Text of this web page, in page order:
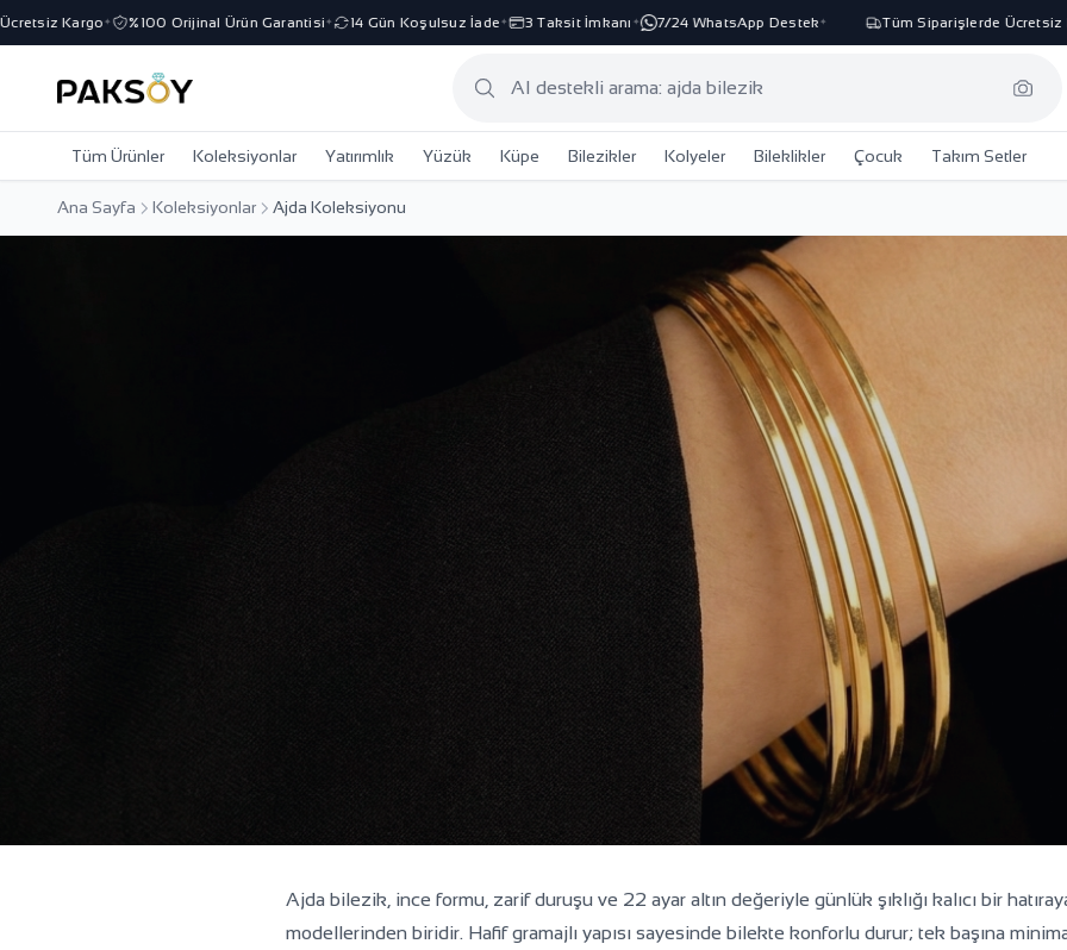
Kargo✦ %100 Orijinal Ürün Garantisi✦ 14 Gün Koşulsuz İade✦ 3 Taksit İmkanı✦ 7/24 WhatsApp Destek ✦ Tüm Siparişlerde Ücretsiz Kargo✦
Tüm Ürünler Koleksiyonlar Yatırımlık Yüzük Küpe Bilezikler Kolyeler Bileklikler Çocuk Takım Setler
Ana Sayfa Koleksiyonlar Ajda Koleksiyonu
Günlük Işıltının Zarif 22 Ayar Ajda Bilezikleri
Ajda bilezik, ince formu, zarif duruşu ve 22 ayar altın değeriyle günlük şıklığı kalıcı bir
modellerinden biridir. Hafif gramajlı yapısı sayesinde bilekte konforlu durur; tek başına